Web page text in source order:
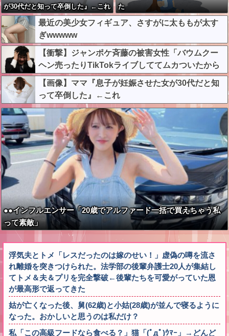
が30代だと知って卒倒した』←これ
た
最近の美少女フィギュア、さすがに太ももが太す
ぎwwwww
【衝撃】ジャンポケ斉藤の被害女性「バウムクー
ヘン売ったりTikTokライブしててムカついたから
示談しなかった」←コレってさ…
【画像】ママ『息子が妊娠させた女が30代だと知
って卒倒した』←これ
●●インフルエンサー「20歳でアルファード一括で買えちゃう私
って素敵」
浮気夫とトメ「レスだったのは嫁のせい！」虚偽の噂を流さ
れ離婚を突きつけられた。法学部の後輩弁護士20人が集結し
てトメ＆夫＆プリを完全撃破←後輩たちを可愛がっていた恩
が最高形で返ってきた
姑が亡くなった後、舅(62歳)と小姑(28歳)が並んで寝るように
なった。おかしいと思うのは私だけ？
私「この高級フードなら食べる？」猫「(ﾟдﾟ)ｳﾏｰ」→どんど